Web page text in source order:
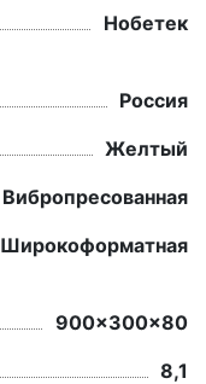
Нобетек
Россия
Желтый
Вибропресованная
Широкоформатная
900x300x80
8,1